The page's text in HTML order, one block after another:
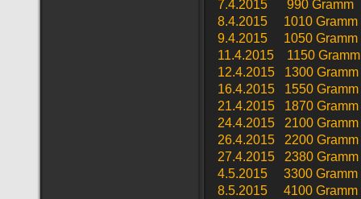
7.4.2015 990 Gramm
8.4.2015 1010 Gramm
9.4.2015 1050 Gramm
11.4.2015 1150 Gramm
12.4.2015 1300 Gramm
16.4.2015 1550 Gramm
21.4.2015 1870 Gramm
24.4.2015 2100 Gramm
26.4.2015 2200 Gramm
27.4.2015 2380 Gramm
4.5.2015 3300 Gramm
8.5.2015 4100 Gramm